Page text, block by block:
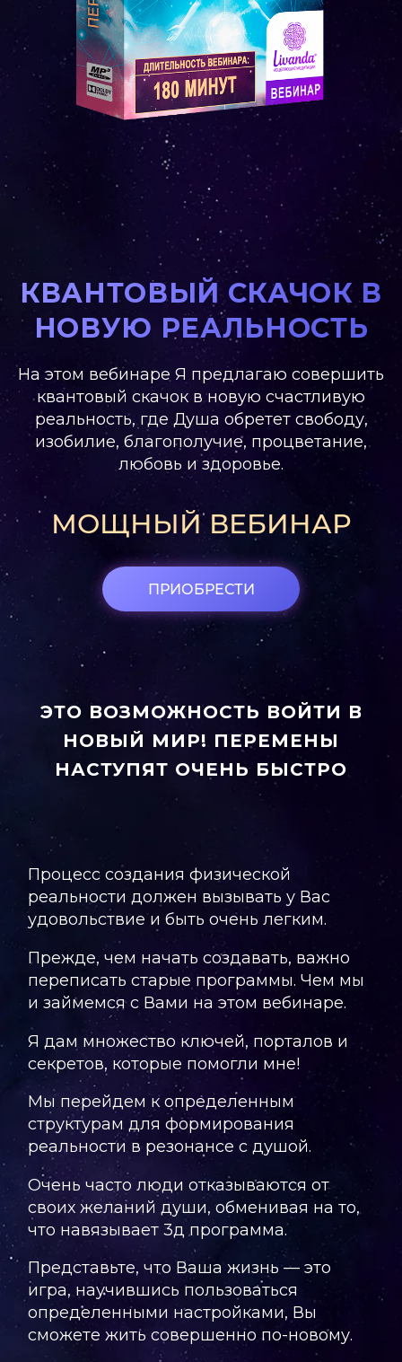
КВАНТОВЫЙ СКАЧОК В
НОВУЮ РЕАЛЬНОСТЬ
На этом вебинаре Я предлагаю совершить
квантовый скачок в новую счастливую
реальность, где Душа обретет свободу,
изобилие, благополучие, процветание,
любовь и здоровье.
МОЩНЫЙ ВЕБИНАР
ПРИОБРЕСТИ
ЭТО ВОЗМОЖНОСТЬ ВОЙТИ В
НОВЫЙ МИР! ПЕРЕМЕНЫ
НАСТУПЯТ ОЧЕНЬ БЫСТРО
Процесс создания физической
реальности должен вызывать у Вас
удовольствие и быть очень легким.
Прежде, чем начать создавать, важно
переписать старые программы. Чем мы
и займемся с Вами на этом вебинаре.
Я дам множество ключей, порталов и
секретов, которые помогли мне!
Мы перейдем к определенным
структурам для формирования
реальности в резонансе с душой.
Очень часто люди отказываются от
своих желаний души, обменивая на то,
что навязывает 3д программа.
Представьте, что Ваша жизнь — это
игра, научившись пользоваться
определенными настройками, Вы
сможете жить совершенно по-новому.